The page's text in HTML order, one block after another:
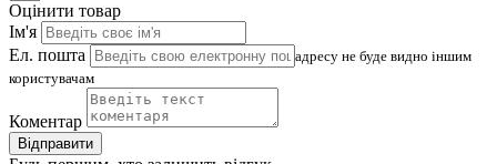
Оцінити товар
Ім'я
Ел. пошта
адресу не буде видно іншим
користувачам
Коментар
Відправити